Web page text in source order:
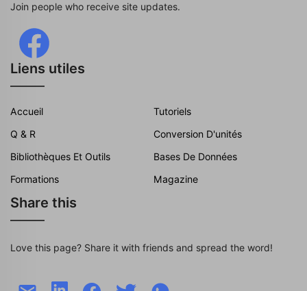
Join people who receive site updates.
Liens utiles
Accueil
Tutoriels
Q & R
Conversion D'unités
Bibliothèques Et Outils
Bases De Données
Formations
Magazine
Share this
Love this page? Share it with friends and spread the word!